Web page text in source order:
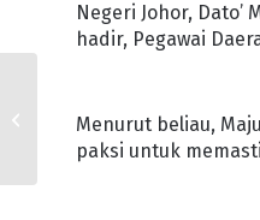
Negeri Johor,
hadir, Pegawai
Menurut beliau,
paksi untuk
Tawaran Jawatan